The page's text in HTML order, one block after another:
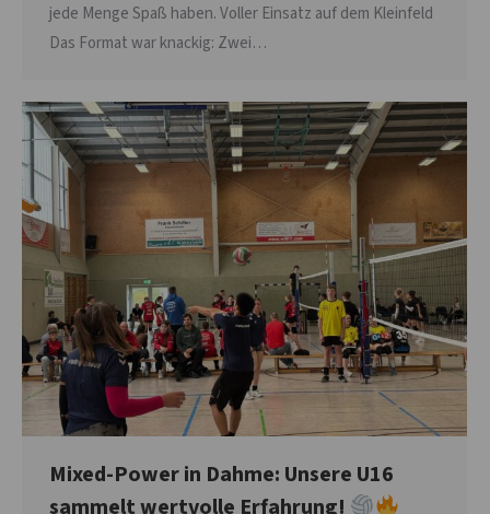
jede Menge Spaß haben. Voller Einsatz auf dem Kleinfeld
Das Format war knackig: Zwei…
Mixed-Power in Dahme: Unsere U16
sammelt wertvolle Erfahrung!